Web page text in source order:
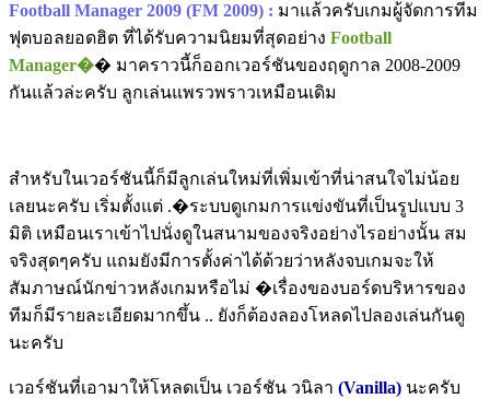
Football Manager 2009 (FM 2009) : มาแล้วครับเกมผู้จัดการทีม
ฟุตบอลยอดฮิต ที่ได้รับความนิยมที่สุดอย่าง Football
Manager�� มาคราวนี้ก็ออกเวอร์ชันของฤดูกาล 2008-2009
กันแล้วล่ะครับ ลูกเล่นแพรวพราวเหมือนเดิม
สำหรับในเวอร์ชันนี้ก็มีลูกเล่นใหม่ที่เพิ่มเข้าที่น่าสนใจไม่น้อย
เลยนะครับ เริ่มตั้งแต่ .�ระบบดูเกมการแข่งขันที่เป็นรูปแบบ 3
มิติ เหมือนเราเข้าไปนั่งดูในสนามของจริงอย่างไรอย่างนั้น สม
จริงสุดๆครับ แถมยังมีการตั้งค่าได้ด้วยว่าหลังจบเกมจะให้
สัมภาษณ์นักข่าวหลังเกมหรือไม่ �เรื่องของบอร์ดบริหารของ
ทีมก็มีรายละเอียดมากขึ้น .. ยังก็ต้องลองโหลดไปลองเล่นกันดู
นะครับ
เวอร์ชันที่เอามาให้โหลดเป็น เวอร์ชัน วนิลา (Vanilla) นะครับ